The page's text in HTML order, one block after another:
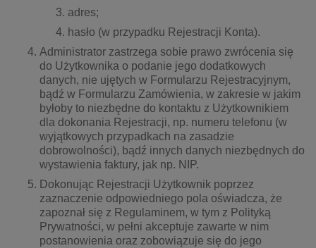
adres;
hasło (w przypadku Rejestracji Konta).
Administrator zastrzega sobie prawo zwrócenia się
do Użytkownika o podanie jego dodatkowych
danych, nie ujętych w Formularzu Rejestracyjnym,
bądź w Formularzu Zamówienia, w zakresie w jakim
byłoby to niezbędne do kontaktu z Użytkownikiem
dla dokonania Rejestracji, np. numeru telefonu (w
wyjątkowych przypadkach na zasadzie
dobrowolności), bądź innych danych niezbędnych do
wystawienia faktury, jak np. NIP.
Dokonując Rejestracji Użytkownik poprzez
zaznaczenie odpowiedniego pola oświadcza, że
zapoznał się z Regulaminem, w tym z Polityką
Prywatności, w pełni akceptuje zawarte w nim
postanowienia oraz zobowiązuje się do jego